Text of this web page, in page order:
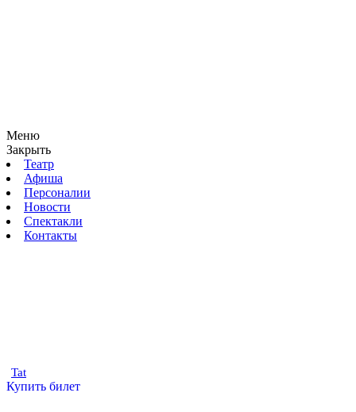
Меню
Закрыть
Театр
Афиша
Персоналии
Новости
Спектакли
Контакты
Tat
Купить билет